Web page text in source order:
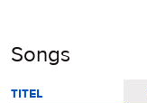
Songs
titel aflopend